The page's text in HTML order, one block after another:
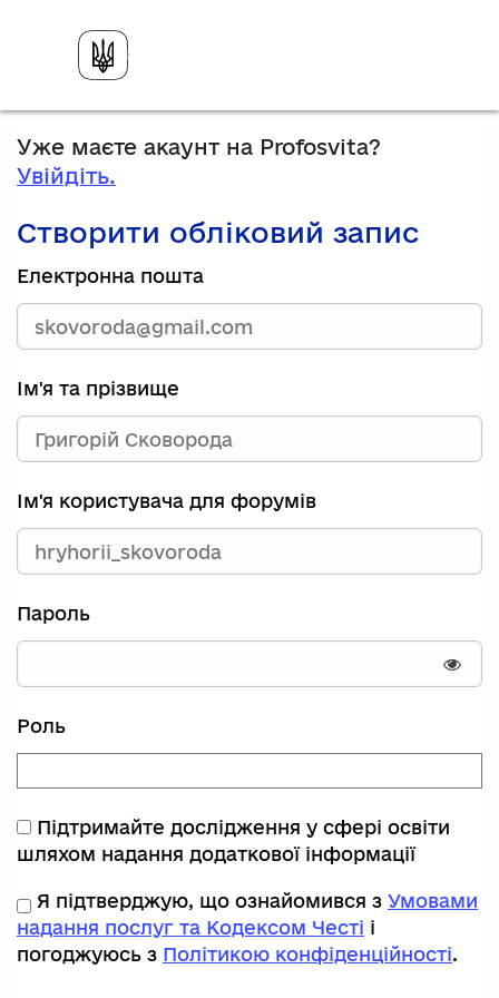
Уже маєте акаунт на Profosvita?
Увійдіть.
Створити обліковий запис
Електронна пошта
Ім'я та прізвище
Ім'я користувача для форумів
Пароль
Роль
Підтримайте дослідження у сфері освіти
шляхом надання додаткової інформації
Я підтверджую, що ознайомився з Умовами
надання послуг та Кодексом Честі і
погоджуюсь з Політикою конфіденційності.